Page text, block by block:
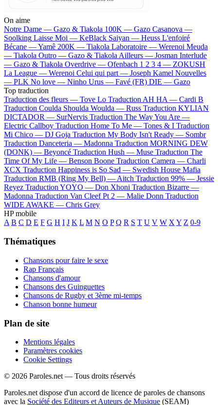
On aime
Notre Dame — Gazo & Tiakola 100K — Gazo Casanova —
Soolking Laisse Moi — KeBlack Saiyan — Heuss L'enfoiré
Bécane —Yamê 200K — Tiakola Laboratoire — Werenoi Meuda
— Tiakola Outro — Gazo & TiakolaAilleurs — Josman Interlude
— Gazo & Tiakola Overdrive — Ofenbach 1 2 3 4 — ZOKUSH
La League — Werenoi Celui qui part — Joseph Kamel Nouvelles
— PLK No love — Ninho Urus — Favé (FR) DIE — Gazo
Top traduction
Traduction des fleurs — Tove Lo Traduction AH HA — Cardi B
Traduction Coulda Shoulda Woulda — Russ Traduction KYLIAN
DICTADOR — SurNervis Traduction The Way You Are —
Electric Callboy Traduction Home To Me — Tones & I Traduction
Mi Chico — DJ Goja Traduction My Body Isn't Ready — Sombr
Traduction Danceteria — Madonna Traduction MORNING DEW
(DONK) — Beyoncé Traduction Hush — Muse Traduction The
Time Of My Life — Benson Boone Traduction Camera — Charli
XCX Traduction Happiness is So Sad — Swedish House Mafia
Traduction RMB (Ring My Bell) —Aitch Traduction 99% — Jessie
Reyez Traduction YOYO — Don Xhoni Traduction Bizarre —
Madonna Traduction Van Cleef Pt 2 — Malie Donn Traduction
WIDE AWAKE — Chris Grey
HP mobile
A B C D E F G H I J K L M N O P Q R S T U V W XY Z 0-9
Thématiques
Chansons pour faire le sexe
Rap Français
Chansons d'amour
Chansons des Guinguettes
Chansons de Rugby et 3ème mi-temps
Chanson bonne humeur
Plan de site
Mentions légales
Paramètres cookies
Cookie Settings
© 2026 Paroles.net — Tous droits réservés
Paroles.net dispose d'un accord de licence de paroles de chansons
avec la Société des Editeurs et Auteurs de Musique (SEAM)